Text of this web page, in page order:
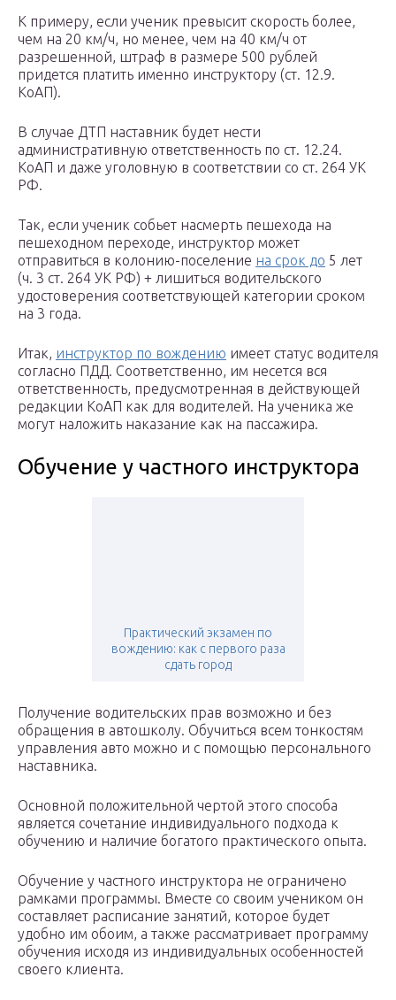
К примеру, если ученик превысит скорость более,
чем на 20 км/ч, но менее, чем на 40 км/ч от
разрешенной, штраф в размере 500 рублей
придется платить именно инструктору (ст. 12.9.
КоАП).
В случае ДТП наставник будет нести
административную ответственность по ст. 12.24.
КоАП и даже уголовную в соответствии со ст. 264 УК
РФ.
Так, если ученик собьет насмерть пешехода на
пешеходном переходе, инструктор может
отправиться в колонию-поселение на срок до 5 лет
(ч. 3 ст. 264 УК РФ) + лишиться водительского
удостоверения соответствующей категории сроком
на 3 года.
Итак, инструктор по вождению имеет статус водителя
согласно ПДД. Соответственно, им несется вся
ответственность, предусмотренная в действующей
редакции КоАП как для водителей. На ученика же
могут наложить наказание как на пассажира.
Обучение у частного инструктора
Практический экзамен по
вождению: как с первого раза
сдать город
Получение водительских прав возможно и без
обращения в автошколу. Обучиться всем тонкостям
управления авто можно и с помощью персонального
наставника.
Основной положительной чертой этого способа
является сочетание индивидуального подхода к
обучению и наличие богатого практического опыта.
Обучение у частного инструктора не ограничено
рамками программы. Вместе со своим учеником он
составляет расписание занятий, которое будет
удобно им обоим, а также рассматривает программу
обучения исходя из индивидуальных особенностей
своего клиента.